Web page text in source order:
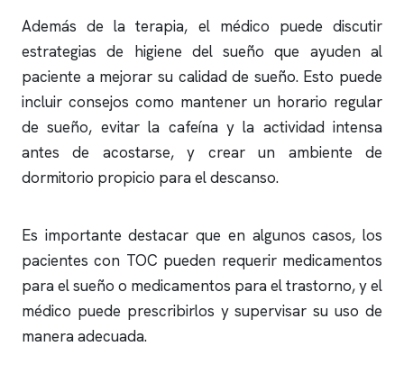
Además de la terapia, el médico puede discutir
estrategias de higiene del sueño que ayuden al
paciente a mejorar su calidad de sueño. Esto puede
incluir consejos como mantener un horario regular
de sueño, evitar la cafeína y la actividad intensa
antes de acostarse, y crear un ambiente de
dormitorio propicio para el descanso.
Es importante destacar que en algunos casos, los
pacientes con TOC pueden requerir medicamentos
para el sueño o medicamentos para el trastorno, y el
médico puede prescribirlos y supervisar su uso de
manera adecuada.